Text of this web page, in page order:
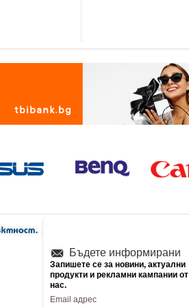
Бъдете информирани
Запишете се за новини, актуални
продукти и рекламни кампании от
нас.